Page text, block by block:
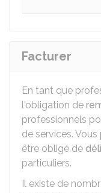
Facturer
En tant que
l'obligation de
professionnels
de services.
être obligé de
particuliers.
Il existe de